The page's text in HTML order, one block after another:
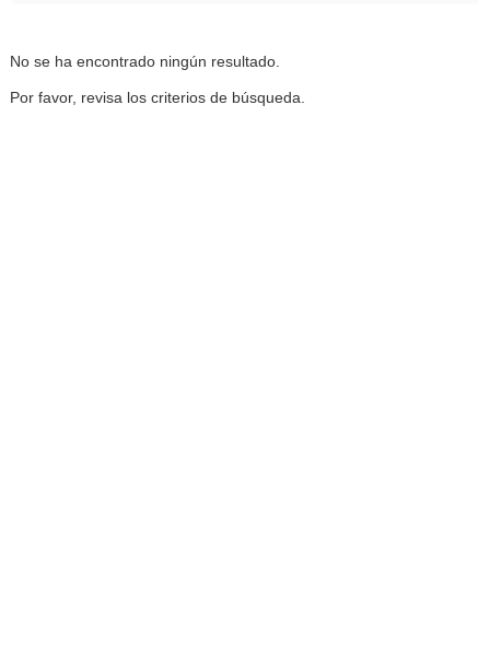
No se ha encontrado ningún resultado.
Por favor, revisa los criterios de búsqueda.